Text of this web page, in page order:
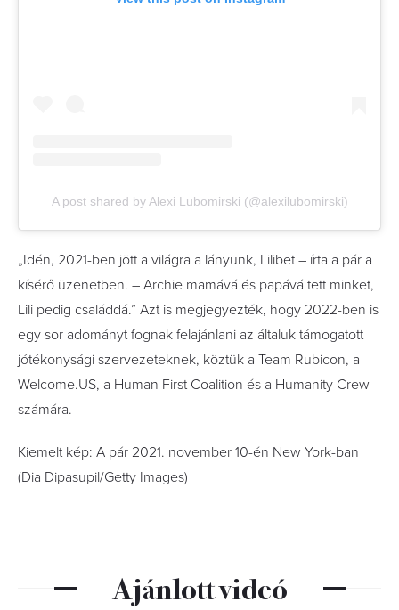
A post shared by Alexi Lubomirski (@alexilubomirski)
„Idén, 2021-ben jött a világra a lányunk, Lilibet – írta a pár a
kísérő üzenetben. – Archie mamává és papává tett minket,
Lili pedig családdá.” Azt is megjegyezték, hogy 2022-ben is
egy sor adományt fognak felajánlani az általuk támogatott
jótékonysági szervezeteknek, köztük a Team Rubicon, a
Welcome.US, a Human First Coalition és a Humanity Crew
számára.
Kiemelt kép: A pár 2021. november 10-én New York-ban
(Dia Dipasupil/Getty Images)
Ajánlott videó